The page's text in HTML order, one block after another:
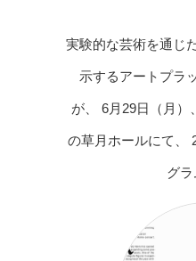
実験的な芸術を通じ
示するアートプラ
が、 6月29日（月）
の草月ホールにて、
グ